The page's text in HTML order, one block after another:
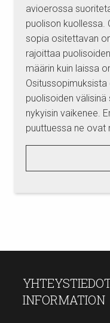
avioerossa
puolison kuollessa.
sopia ositettavan
rajoittaa
määrin kuin laissa
puolisoiden
nykyisin vaikenee.
puuttuessa ne ovat
INFORMATION